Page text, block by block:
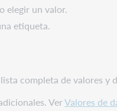
elegir un valor.
etiqueta.
completa de valores y
VerValores de